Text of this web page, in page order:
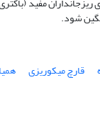
شود.
قارچ میکوریزی